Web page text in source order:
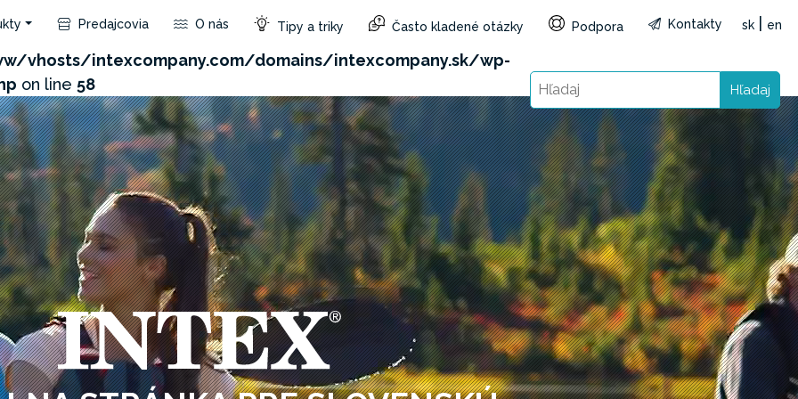
product/api.php?id=43&not_use_region=1&reg=SK&lang=sk): Failed to open stream: HTTP
vhosts/intexcompany.com/domains/intexcompany.sk/wp-
on line 58
Predajcovia O nás Tipy a triky Často kladené otázky Podpora Kontakty sk en
Hľadaj